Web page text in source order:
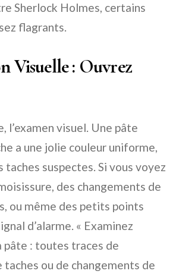
Sherlock Holmes, certains
flagrants.
Visuelle : Ouvrez
l’examen visuel. Une pâte
a une jolie couleur uniforme,
taches suspectes. Si vous voyez
des changements de
ou même des petits points
d’alarme. « Examinez
: toutes traces de
taches ou de changements de